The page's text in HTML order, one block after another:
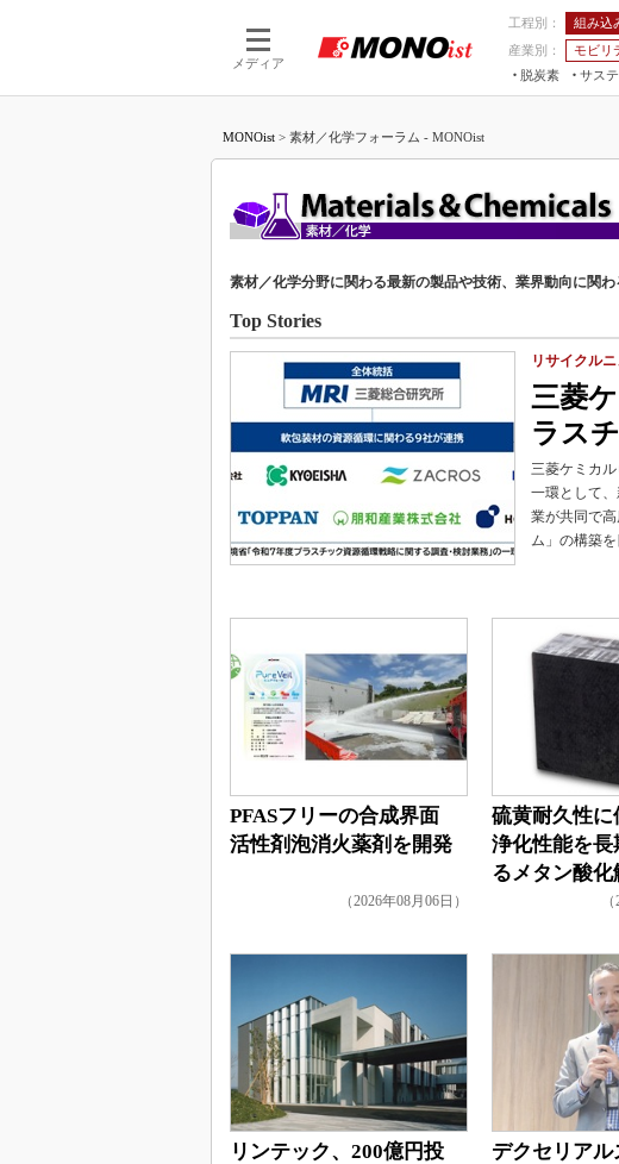
メディア
工程別： 組み込
産業別：
モビリ
脱炭素
サス
つながる工場AI×設備保全
MONOist > 素材／化学フォーラム - MONOist
素材／化学分野に関わる最新の製品や技術、業界動向に関
Top Stories
リサイクルニ
三菱
ラス
三菱ケミカ
一環として
業が共同で
ム」の構築を
PFASフリーの合成界面
活性剤泡消火薬剤を開発
（2026年08月06日）
硫黄耐久性に
浄化性能を長
るメタン酸化
リンテック、200億円投
デクセリアル